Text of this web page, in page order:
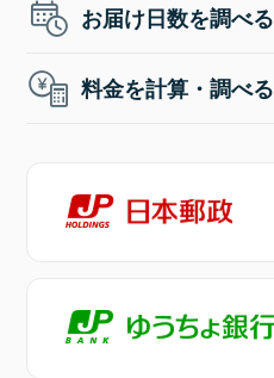
お届け日数を調べる
料金を計算・調べる